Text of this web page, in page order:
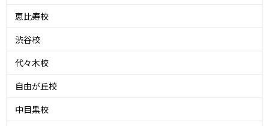
恵比寿校
渋谷校
代々木校
自由が丘校
中目黒校